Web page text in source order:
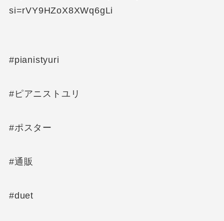
si=rVY9HZoX8XWq6gLi
#pianistyuri
#ピアニストユリ
#ポスター
#通販
#duet